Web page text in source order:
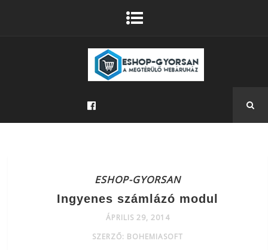
ESHOP-GYORSAN
Ingyenes számlázó modul
ÁPRILIS 29, 2014
SZERZŐ: BOHEMIASOFT